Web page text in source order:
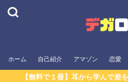
ホーム 自己紹介 アマゾン 恋愛
【無料で１冊】耳から学んで差